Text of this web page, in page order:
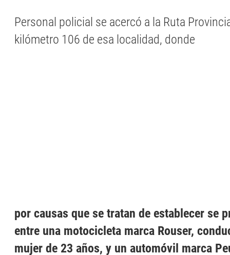
Personal policial se acercó a la Ruta
kilómetro 106 de esa localidad, donde
por causas que se tratan de establecer se
entre una motocicleta marca Rouser,
mujer de 23 años, y un automóvil marca